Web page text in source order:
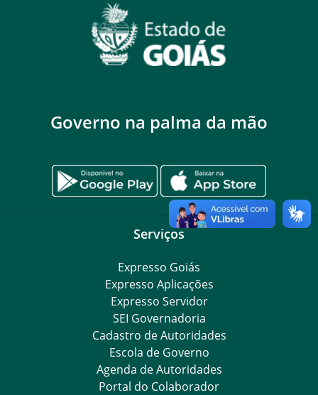
Governo na palma da mão
Serviços
Expresso Goiás
Expresso Aplicações
Expresso Servidor
SEI Governadoria
Cadastro de Autoridades
Escola de Governo
Agenda de Autoridades
Portal do Colaborador